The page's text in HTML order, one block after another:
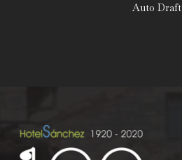
Auto Draft